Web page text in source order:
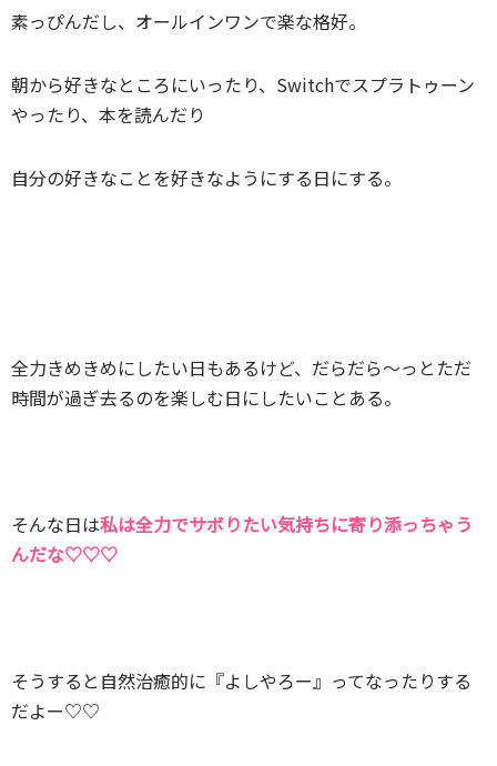
素っぴんだし、オールインワンで楽な格好。
朝から好きなところにいったり、Switchでスプラトゥーン
やったり、本を読んだり
自分の好きなことを好きなようにする日にする。
全力きめきめにしたい日もあるけど、だらだら～っとただ
時間が過ぎ去るのを楽しむ日にしたいことある。
そんな日は私は全力でサボりたい気持ちに寄り添っちゃう
んだな♡♡♡
そうすると自然治癒的に『よしやろー』ってなったりする
だよー♡♡